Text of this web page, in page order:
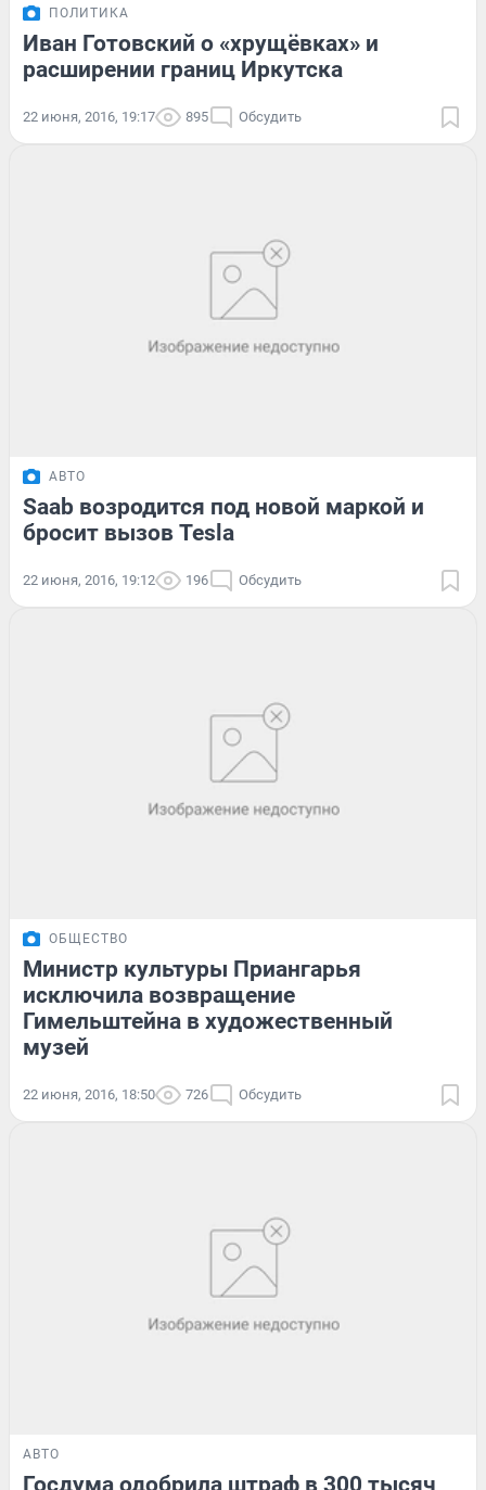
ПОЛИТИКА
Иван Готовский о «хрущёвках» и
расширении границ Иркутска
22 июня, 2016, 19:17 895 Обсудить
АВТО
Saab возродится под новой маркой и
бросит вызов Tesla
22 июня, 2016, 19:12 196 Обсудить
ОБЩЕСТВО
Министр культуры Приангарья
исключила возвращение
Гимельштейна в художественный
музей
22 июня, 2016, 18:50 726 Обсудить
АВТО
Госдума одобрила штраф в 300 тысяч